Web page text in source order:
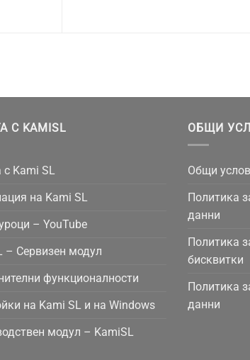
С KAMISL
с Kami SL
на Kami SL
– YouTube
– Сервизен модул
функционалности
на Kami SL и на Windows
модул – KamiSL
ОБЩИ
Общи
Политика
данни
Политика
бисквитки
Политика
данни